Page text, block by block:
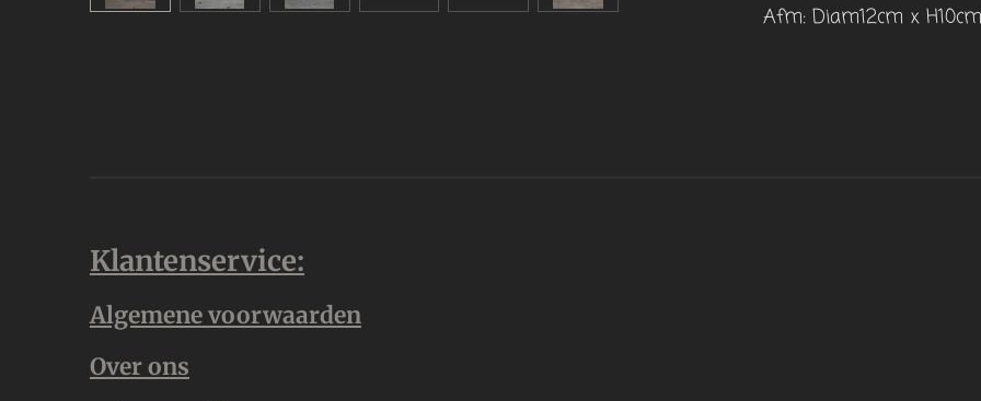
Afm: Diam12cm x H10cm
Klantenservice:
Algemene voorwaarden
Over ons